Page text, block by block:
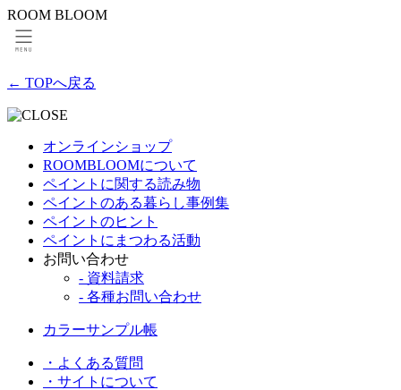
ROOM BLOOM
← TOPへ戻る
オンラインショップ
ROOMBLOOMについて
ペイントに関する読み物
ペイントのある暮らし事例集
ペイントのヒント
ペイントにまつわる活動
お問い合わせ
- 資料請求
- 各種お問い合わせ
カラーサンプル帳
・よくある質問
・サイトについて